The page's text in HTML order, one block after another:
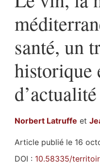
santé, un
historique
d’actualité
Norbert Latruffe et
Article publié le 16
DOI : 10.58335/